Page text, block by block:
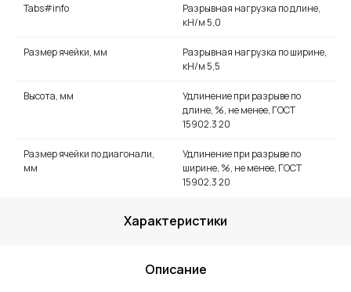
Tabs#info
Разрывная нагрузка по длине,
кН/м 5,0
Размер ячейки, мм
Разрывная нагрузка по ширине,
кН/м 5,5
Высота, мм
Удлинение при разрыве по
длине, %, не менее, ГОСТ
15902.3 20
Размер ячейки по диагонали,
мм
Удлинение при разрыве по
ширине, %, не менее, ГОСТ
15902.3 20
Характеристики
Описание